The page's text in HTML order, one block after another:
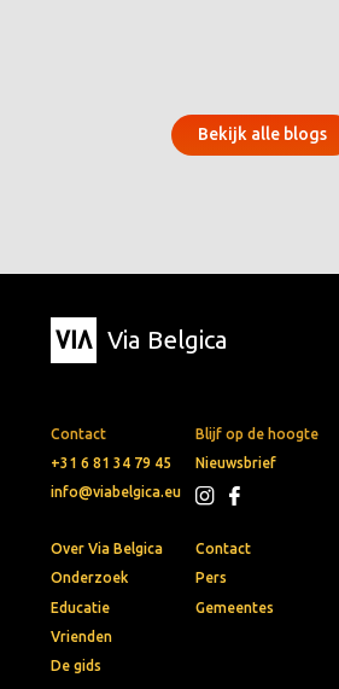
Bekijk alle blogs
Via Belgica
Contact
+31 6 81 34 79 45
info@viabelgica.eu
Blijf op de hoogte
Nieuwsbrief
Over Via Belgica
Onderzoek
Educatie
Vrienden
De gids
Contact
Pers
Gemeentes